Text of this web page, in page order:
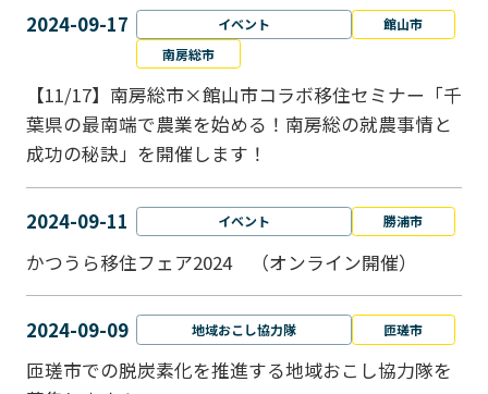
2024-09-17 イベント
館山市
南房総市
【11/17】南房総市×館山市コラボ移住セミナー「千
葉県の最南端で農業を始める！南房総の就農事情と
成功の秘訣」を開催します！
2024-09-11 イベント 勝浦市
かつうら移住フェア2024 （オンライン開催）
2024-09-09 地域おこし協力隊 匝瑳市
匝瑳市での脱炭素化を推進する地域おこし協⼒隊を